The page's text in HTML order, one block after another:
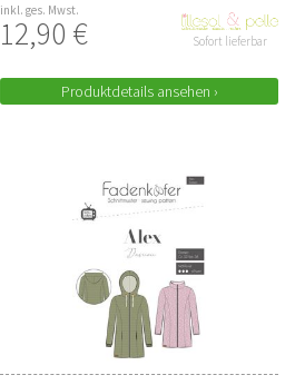
inkl. ges. Mwst.
12,90 € Sofort lieferbar
Produktdetails ansehen ›